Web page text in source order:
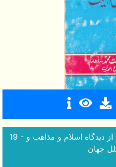
19 - الاحمدية- ظهور حضرت مهدى از ديدگاه اسلام و مذاهب و